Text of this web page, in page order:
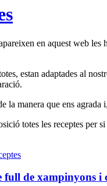
en aquest web
estan adaptades al
la manera que ens agrada
totes les receptes per
full de xampinyons i